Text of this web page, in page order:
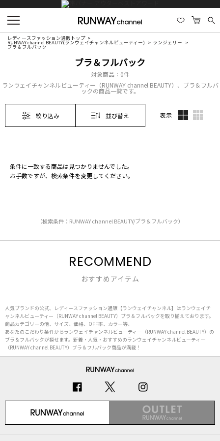
レディースファッション通販トップ
RUNWAY channel BEAUTY(ランウェイチャンネルビューティー) ランジェリー
ブラ＆フルバック
ブラ＆フルバック
対象商品： 0件
ランウェイチャンネルビューティー（RUNWAY channel BEAUTY）、ブラ＆フルバ
ックの商品一覧です。
絞り込み 並び替え 表示
条件に一致する商品は見つかりませんでした。
お手数ですが、検索条件を変更してください。
（検索条件：RUNWAY channel BEAUTY/ブラ＆フルバック）
RECOMMEND
おすすめアイテム
人気ブランドの公式、レディースファッション通販【ランウェイチャンネル】はランウェイチ
ャンネルビューティー（RUNWAY channel BEAUTY）ブラ＆フルバックを取り揃えております。
商品カテゴリーの他、サイズ、価格、OFF率、カラー等、
あなたのこだわり条件からランウェイチャンネルビューティー（RUNWAY channel BEAUTY）の
ブラ＆フルバックが探せます。新着・人気・おすすめのランウェイチャンネルビューティー
（RUNWAY channel BEAUTY）ブラ＆フルバック商品が満載！